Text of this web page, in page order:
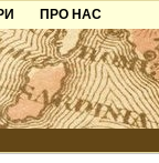
ПРО НАС
Контакти
Партнерам
Додати готель